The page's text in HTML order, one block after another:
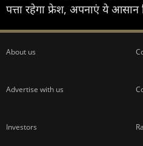
पत्ता रहेगा फ्रेश, अपनाएं ये आसान
About us
Advertise with us
Investors